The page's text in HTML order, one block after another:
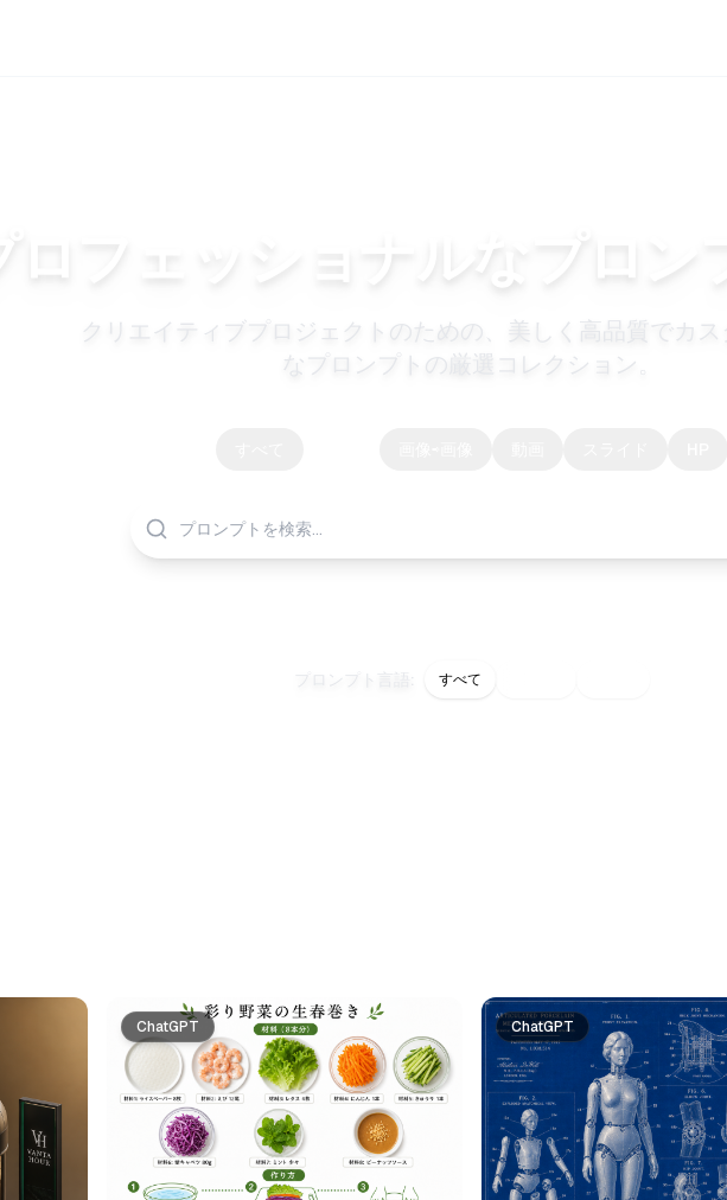
プロフェッショナルなプロン
クリエイティブプロジェクトのための、美しく高品質でカ
なプロンプトの厳選コレクション。
プロンプト言語 : すべて
ChatGPT ChatGPT